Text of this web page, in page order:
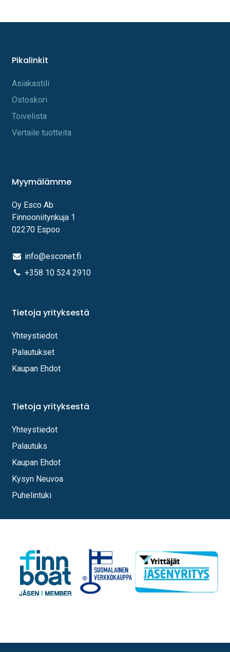
Pikalinkit
A​s​iakastili
Os​toskori
Toi​velista
Vertaile tuotteita
Myymälämme
Oy Esco Ab
Finnooniitynkuja 1
02270 Espoo
info@esconet.fi
+358 10 524 2910
Tietoja yrityksestä
Yhteystiedot
Palautukset
Kaupan Ehdot
Tietoja yrityksestä
Yhteystiedot
Palautuks
Kaupan Ehdot
Kysyn Neuvoa
Puhelintuki